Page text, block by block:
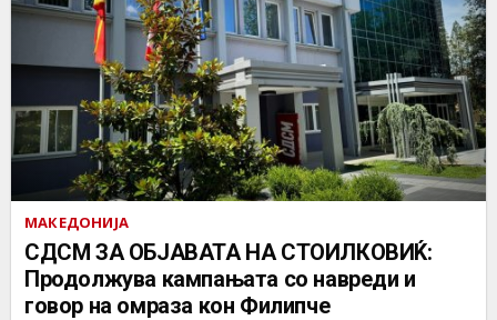
МАКЕДОНИЈА
СДСМ ЗА ОБЈАВАТА НА СТОИЛКОВИЌ:
Продолжува кампањата со навреди и
говор на омраза кон Филипче